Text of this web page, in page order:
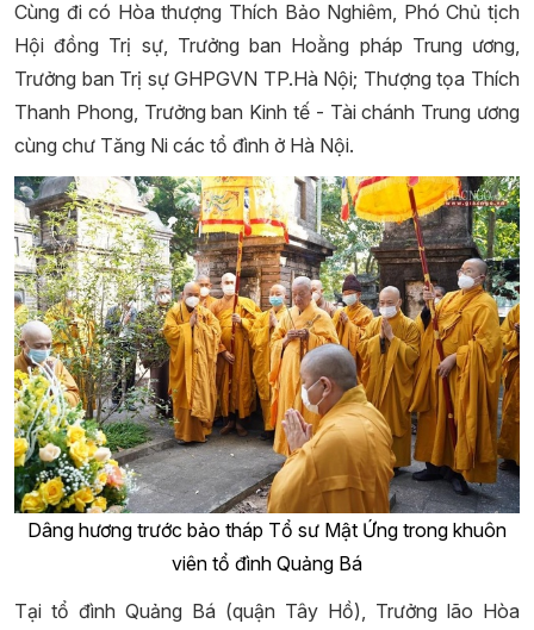
Cùng đi có Hòa thượng Thích Bảo Nghiêm, Phó Chủ tịch
Hội đồng Trị sự, Trưởng ban Hoằng pháp Trung ương,
Trưởng ban Trị sự GHPGVN TP.Hà Nội; Thượng tọa Thích
Thanh Phong, Trưởng ban Kinh tế - Tài chánh Trung ương
cùng chư Tăng Ni các tổ đình ở Hà Nội.
Dâng hương trước bảo tháp Tổ sư Mật Ứng trong khuôn
viên tổ đình Quảng Bá
Tại tổ đình Quảng Bá (quận Tây Hồ), Trưởng lão Hòa